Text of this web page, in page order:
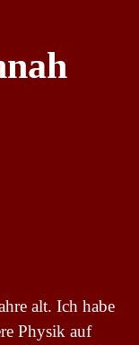
alt. Ich habe
Physik auf